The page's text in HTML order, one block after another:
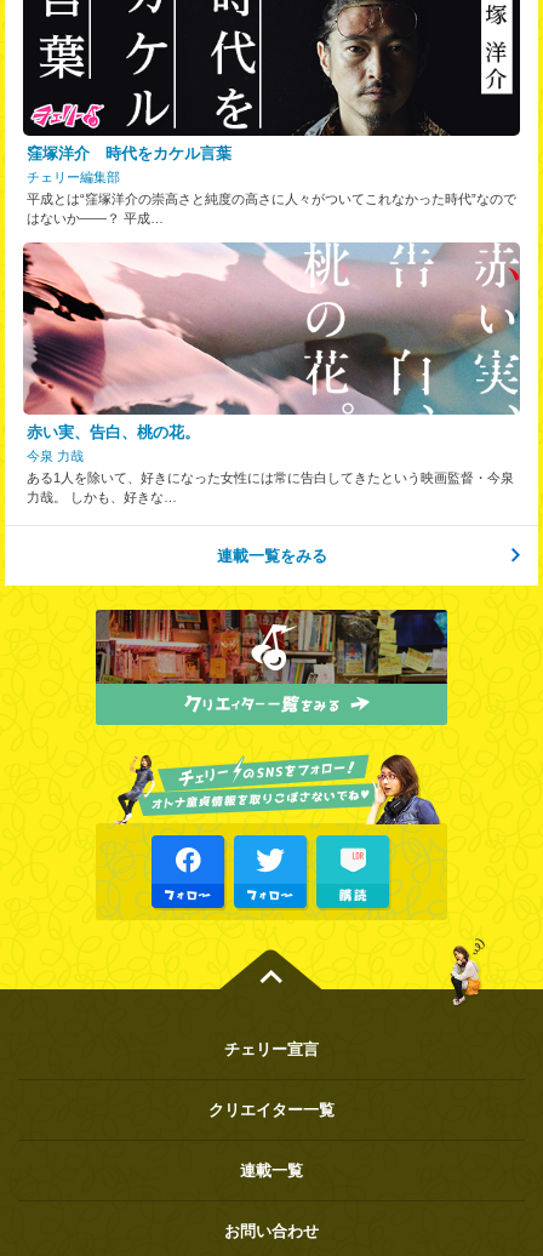
窪塚洋介 時代をカケル言葉
チェリー編集部
平成とは“窪塚洋介の崇高さと純度の高さに人々がついてこれなかった時代”なので
はないか――？ 平成…
赤い実、告白、桃の花。
今泉 力哉
ある1人を除いて、好きになった女性には常に告白してきたという映画監督・今泉
力哉。 しかも、好きな…
連載一覧をみる
チェリー宣言
クリエイター一覧
連載一覧
お問い合わせ